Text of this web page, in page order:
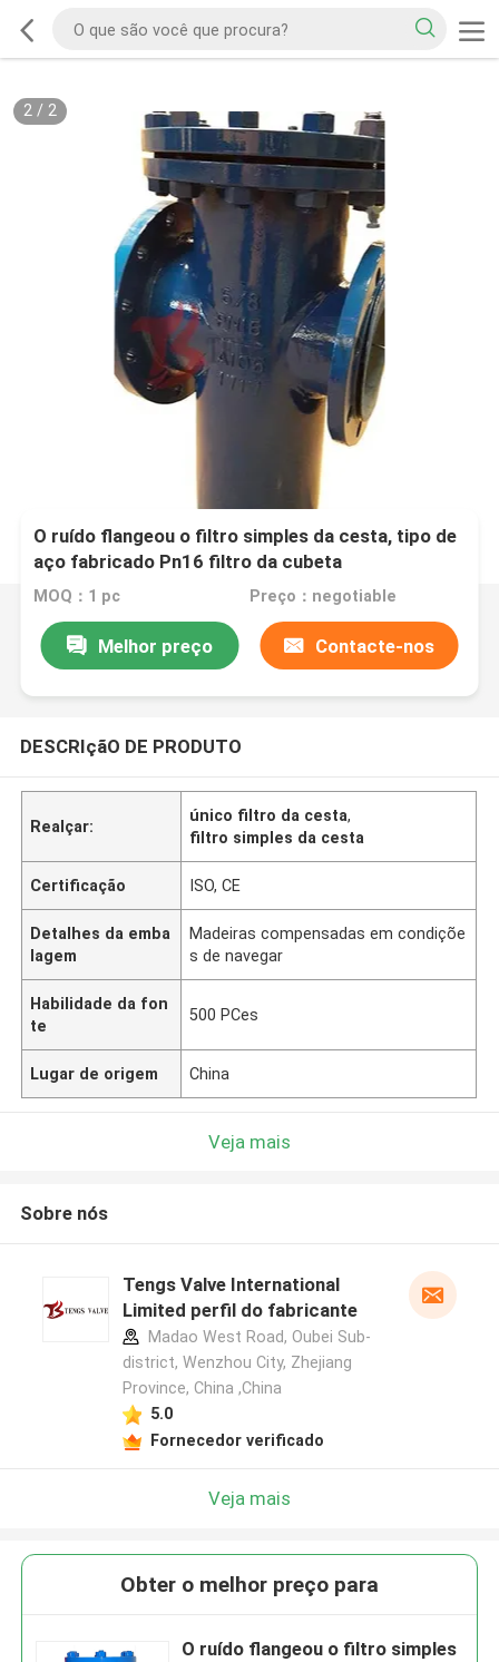
2/ 2
O ruído flangeou o filtro simples da cesta, tipo de
aço fabricado Pn16 filtro da cubeta
MOQ：1 pc Preço：negotiable
Melhor preço Contacte-nos
DESCRIçãO DE PRODUTO
Realçar:
único filtro da cesta,
filtro simples da cesta
Certificação ISO, CE
Detalhes da emba
lagem
Madeiras compensadas em condiçõe
s de navegar
Habilidade da fon
te
500 PCes
Lugar de origem China
Veja mais
Sobre nós
Tengs Valve International
Limited perfil do fabricante
Madao West Road, Oubei Sub-
district, Wenzhou City, Zhejiang
Province, China ,China
5.0
Fornecedor verificado
Veja mais
Obter o melhor preço para
O ruído flangeou o filtro simples